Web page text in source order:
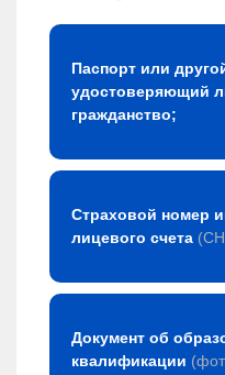
Паспорт или
удостоверяющий
гражданство;
Страховой номер
лицевого счета
Документ об
квалификации